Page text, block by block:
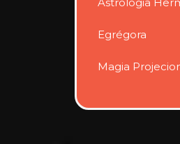
Egrégora
Magia